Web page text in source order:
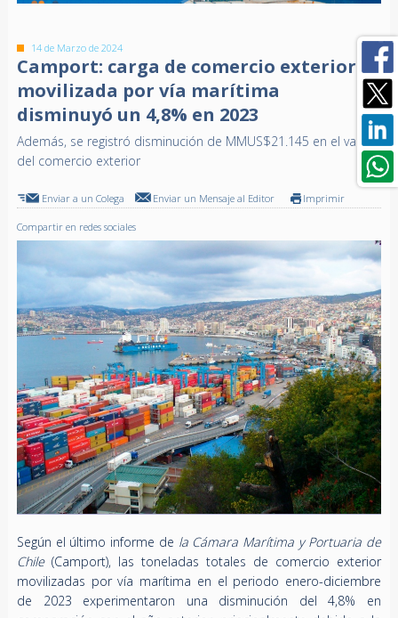
14 de Marzo de 2024
Camport: carga de comercio exterior
movilizada por vía marítima
disminuyó un 4,8% en 2023
Además, se registró disminución de MMUS$21.145 en el valor
del comercio exterior
Enviar a un Colega Enviar un Mensaje al Editor Imprimir
Compartir en redes sociales
Según el último informe de la Cámara Marítima y Portuaria de
Chile(Camport), las toneladas totales de comercio exterior
movilizadas por vía marítima en el periodo enero-diciembre
de 2023 experimentaron una disminución del 4,8% en